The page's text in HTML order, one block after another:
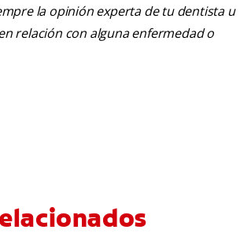
la opinión experta de tu dentista u
relación con alguna enfermedad o